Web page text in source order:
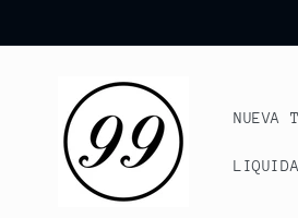
al contenido
NUEVA